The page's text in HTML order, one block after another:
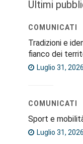
Ultimi
COMUNICATI
Tradizioni e
fianco dei
Luglio 31, 2026
COMUNICATI
Sport e
Luglio 31, 2026